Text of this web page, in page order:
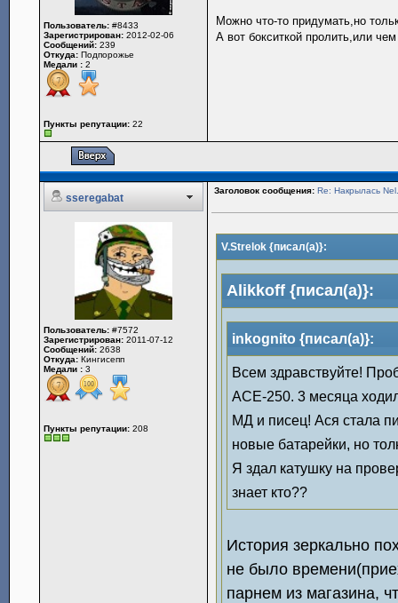
Пользователь: #8433
Зарегистрирован: 2012-02-06
Сообщений: 239
Откуда: Подпорожье
Медали : 2
Пункты репутации: 22
Можно что-то придумать,но
А вот бокситкой пролить,или
sseregabat
Заголовок сообщения: Re: Накрылась
Пользователь: #7572
Зарегистрирован: 2011-07-12
Сообщений: 2638
Откуда: Кингисепп
Медали : 3
Пункты репутации: 208
V.Strelok {писал(а)}:
Alikkoff {писал(а)}:
inkognito {писал(а)}:
Всем здравствуйте!
АСЕ-250. 3 месяца
МД и писец! Ася стала
новые батарейки, но
Я здал катушку на
знает кто??
История зеркально
не было
парнем из магазина,